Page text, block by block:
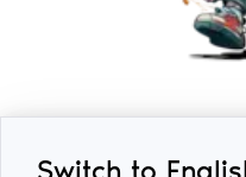
2018-2026 ©